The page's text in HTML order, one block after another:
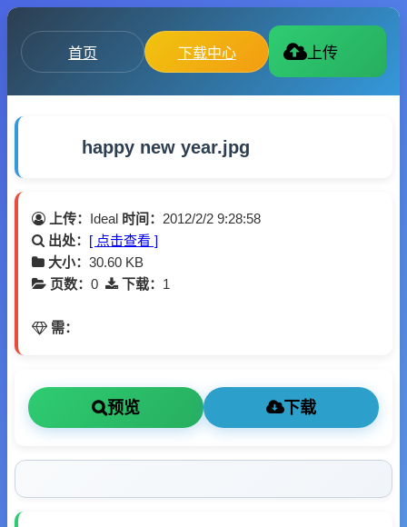
首页 下载中心 上传
happy new year.jpg
上传： Ideal 时间： 2012/2/2 9:28:58
出处： [ 点击查看 ]
大小： 30.60 KB
页数： 0 下载： 1
需：
预览 下载